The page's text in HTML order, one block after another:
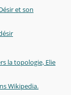
et son
la topologie, Elie
Wikipedia.